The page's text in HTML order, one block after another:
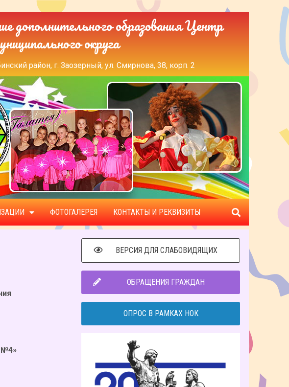
дополнительного образования Центр
округа
район, г. Заозерный, ул. Смирнова, 38, корп. 2
ФОТОГАЛЕРЕЯ КОНТАКТЫ И РЕКВИЗИТЫ
№4»
ВЕРСИЯ ДЛЯ СЛАБОВИДЯЩИХ
ОБРАЩЕНИЯ ГРАЖДАН
ОПРОС В РАМКАХ НОК